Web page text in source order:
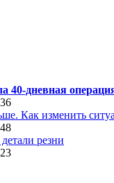
40-дневная
Как изменить
резни